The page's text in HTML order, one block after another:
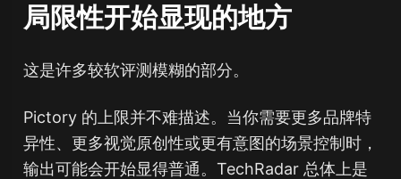
局限性开始显现的地方
这是许多较软评测模糊的部分。
Pictory 的上限并不难描述。当你需要更多品牌特
异性、更多视觉原创性或更有意图的场景控制时，
输出可能会开始显得普通。TechRadar 总体上是